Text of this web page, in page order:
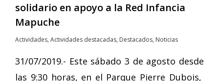
solidario en apoyo a la Red Infancia
Mapuche
Actividades,Actividades destacadas, Destacados, Noticias
31/07/2019.- Este sábado 3 de agosto desde
las 9:30 horas, en el Parque Pierre Dubois,